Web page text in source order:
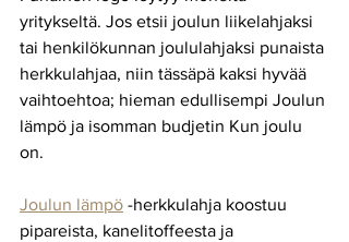
yritykseltä. Jos etsii joulun liikelahjaksi
tai henkilökunnan joululahjaksi punaista
herkkulahjaa, niin tässäpä kaksi hyvää
vaihtoehtoa; hieman edullisempi Joulun
lämpö ja isomman budjetin Kun joulu
on.
Joulun lämpö -herkkulahja koostuu
pipareista, kanelitoffeesta ja